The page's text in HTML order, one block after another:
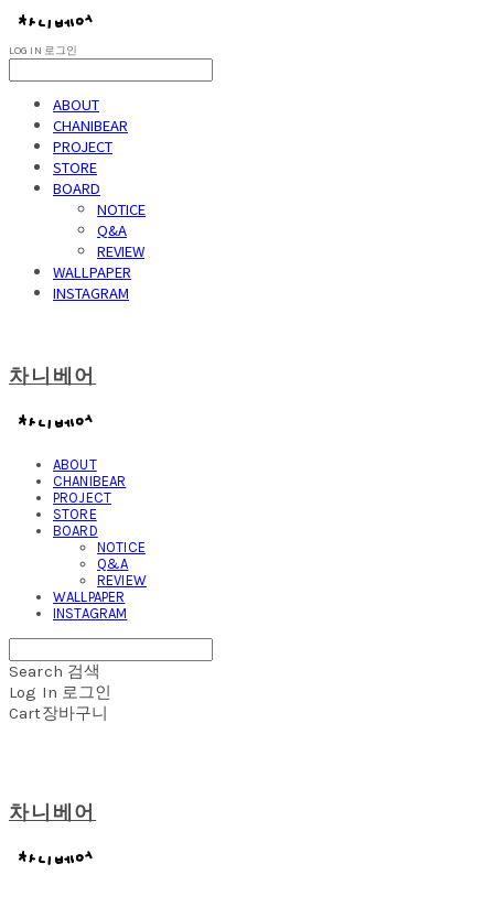
LOG IN 로그인
ABOUT
CHANIBEAR
PROJECT
STORE
BOARD
NOTICE
Q&A
REVIEW
WALLPAPER
INSTAGRAM
차니베어
ABOUT
CHANIBEAR
PROJECT
STORE
BOARD
NOTICE
Q&A
REVIEW
WALLPAPER
INSTAGRAM
Search 검색
Log In 로그인
Cart장바구니
차니베어